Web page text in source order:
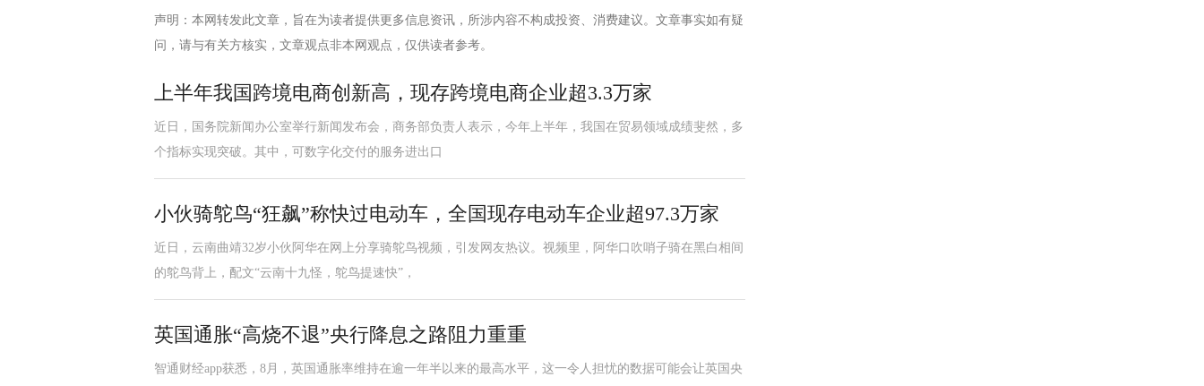
声明：本网转发此文章，旨在为读者提供更多信息资讯，所涉内容不构成投资、消费建议。文章事实如有疑
问，请与有关方核实，文章观点非本网观点，仅供读者参考。
上半年我国跨境电商创新高，现存跨境电商企业超3.3万家
近日，国务院新闻办公室举行新闻发布会，商务部负责人表示，今年上半年，我国在贸易领域成绩斐然，多
个指标实现突破。其中，可数字化交付的服务进出口
小伙骑鸵鸟“狂飙”称快过电动车，全国现存电动车企业超97.3万家
近日，云南曲靖32岁小伙阿华在网上分享骑鸵鸟视频，引发网友热议。视频里，阿华口吹哨子骑在黑白相间
的鸵鸟背上，配文“云南十九怪，鸵鸟提速快”，
英国通胀“高烧不退”央行降息之路阻力重重
智通财经app获悉，8月，英国通胀率维持在逾一年半以来的最高水平，这一令人担忧的数据可能会让英国央